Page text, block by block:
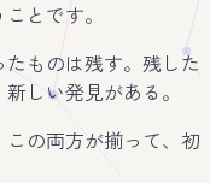
とです。
ものは残す。残した
しい発見がある。
の両方が揃って、初